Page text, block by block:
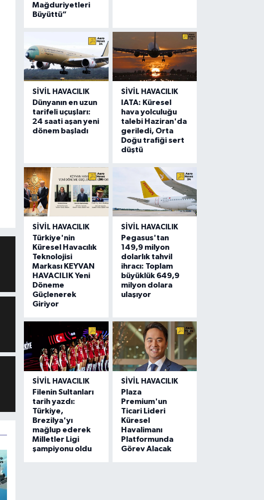
Mağduriyetleri
Büyüttü”
SIVIL HAVACILIK
Dünyanın en uzun
tarifeli uçuşları:
24 saati aşan yeni
dönem başladı
SIVIL HAVACILIK
IATA: Küresel
hava yolculuğu
talebi Haziran'da
geriledi, Orta
Doğu trafiği sert
düştü
SIVIL HAVACILIK
Türkiye'nin
Küresel Havacılık
Teknolojisi
Markası KEYVAN
HAVACILIK Yeni
Döneme
Güçlenerek
Giriyor
SIVIL HAVACILIK
Pegasus'tan
149,9 milyon
dolarlık tahvil
ihracı: Toplam
büyüklük 649,9
milyon dolara
ulaşıyor
SIVIL HAVACILIK
Filenin Sultanları
tarih yazdı:
Türkiye,
Brezilya'yı
mağlup ederek
Milletler Ligi
şampiyonu oldu
SIVIL HAVACILIK
Plaza
Premium'un
Ticari Lideri
Küresel
Havalimanı
Platformunda
Görev Alacak